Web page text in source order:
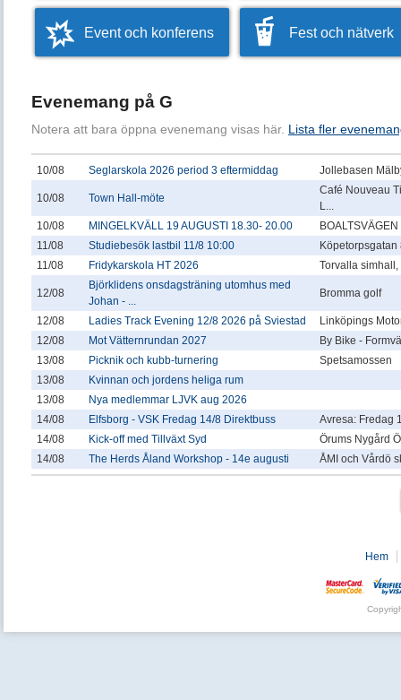
Event och konferens Fest och nätverk
Evenemang på G
Notera att bara öppna evenemang visas här. Lista fler
10/08 Seglarskola 2026 period 3 eftermiddag Jollebasen
10/08 Town Hall-möte
Café Nouveau
L...
10/08
MINGELKVÄLL 19 AUGUSTI 18.30- 20.00
11/08
Studiebesök lastbil 11/8 10:00
Köpetorpsgatan
11/08
Fridykarskola HT 2026 Torvalla
12/08
Björklidens onsdagsträning utomhus med
Johan - ...
Bromma golf
12/08 Ladies Track Evening 12/8 2026 på Sviestad
Linköpings
12/08
Mot Vätternrundan 2027
By Bike -
13/08
Picknik och kubb-turnering
Spetsamossen
13/08
Kvinnan och jordens heliga rum
13/08
Nya medlemmar LJVK aug 2026
14/08
Elfsborg - VSK Fredag 14/8 Direktbuss
Avresa: Fredag
14/08
Kick-off med Tillväxt Syd
Örums Nygård
14/08
The Herds Åland Workshop - 14e augusti ÅMI och Vårdö
Hem